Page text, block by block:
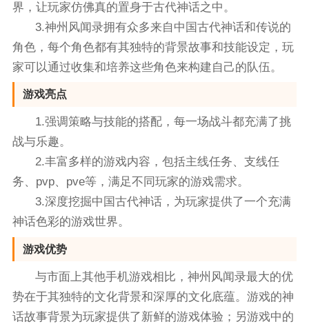
界，让玩家仿佛真的置身于古代神话之中。
3.神州风闻录拥有众多来自中国古代神话和传说的
角色，每个角色都有其独特的背景故事和技能设定，玩
家可以通过收集和培养这些角色来构建自己的队伍。
游戏亮点
1.强调策略与技能的搭配，每一场战斗都充满了挑
战与乐趣。
2.丰富多样的游戏内容，包括主线任务、支线任
务、pvp、pve等，满足不同玩家的游戏需求。
3.深度挖掘中国古代神话，为玩家提供了一个充满
神话色彩的游戏世界。
游戏优势
与市面上其他手机游戏相比，神州风闻录最大的优
势在于其独特的文化背景和深厚的文化底蕴。游戏的神
话故事背景为玩家提供了新鲜的游戏体验；另游戏中的